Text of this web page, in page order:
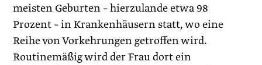
meisten Geburten – hierzulande etwa 98
Prozent – in Krankenhäusern statt, wo eine
Reihe von Vorkehrungen getroffen wird.
Routinemäßig wird der Frau dort ein